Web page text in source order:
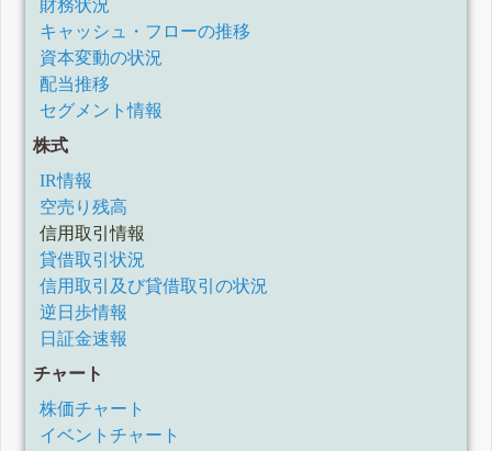
財務状況
キャッシュ・フローの推移
資本変動の状況
配当推移
セグメント情報
株式
IR情報
空売り残高
信用取引情報
貸借取引状況
信用取引及び貸借取引の状況
逆日歩情報
日証金速報
チャート
株価チャート
イベントチャート